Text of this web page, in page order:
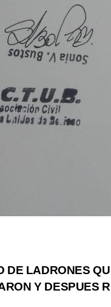
DE LADRONES
Y DESPUES